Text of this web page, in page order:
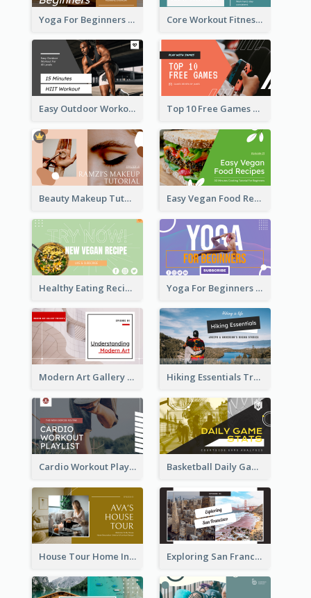
Yoga For Beginners Fitness YouTube Thumbnail Core Workout Fitness YouTube Thumbnail
Easy Outdoor Workout HIIT YouTube Thumbnail Top 10 Free Games YouTube Thumbnail
Beauty Makeup Tutorial Class YouTube Thumbnail Easy Vegan Food Recipes YouTube Thumbnail
Healthy Eating Recipe YouTube Thumbnail Yoga For Beginners YouTube Thumbnail
Modern Art Gallery Art Education YouTube Thumbnail Hiking Essentials Travel YouTube Thumbnail
Cardio Workout Playlist Fitness YouTube Thumbnail Basketball Daily Game Stats Sports YouTube Thumbnail
House Tour Home Introduction YouTube Thumbnail Exploring San Francisco Travelling YouTube Thumbnail